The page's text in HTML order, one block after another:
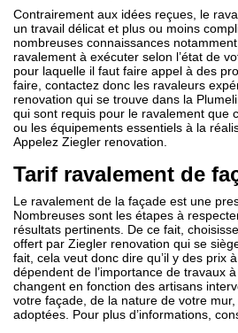
Contrairement aux idées reçues, le
un travail délicat et plus ou moins
nombreuses connaissances
ravalement à exécuter selon l’état de
pour laquelle il faut faire appel à des
faire, contactez donc les ravaleurs
renovation qui se trouve dans la
qui sont requis pour le ravalement que
ou les équipements essentiels à la
Appelez Ziegler renovation.
Tarif ravalement de
Le ravalement de la façade est une
Nombreuses sont les étapes à
résultats pertinents. De ce fait,
offert par Ziegler renovation qui se
fait, cela veut donc dire qu’il y des prix
dépendent de l’importance de travaux
changent en fonction des artisans
votre façade, de la nature de votre
adoptées. Pour plus d’informations,